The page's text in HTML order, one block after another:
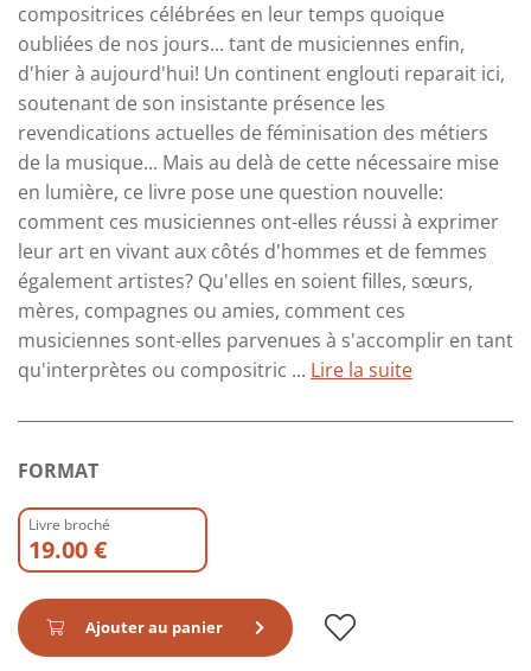
compositrices célébrées en leur temps quoique
oubliées de nos jours... tant de musiciennes enfin,
d'hier à aujourd'hui! Un continent englouti reparait ici,
soutenant de son insistante présence les
revendications actuelles de féminisation des métiers
de la musique... Mais au delà de cette nécessaire mise
en lumière, ce livre pose une question nouvelle:
comment ces musiciennes ont-elles réussi à exprimer
leur art en vivant aux côtés d'hommes et de femmes
également artistes? Qu'elles en soient filles, sœurs,
mères, compagnes ou amies, comment ces
musiciennes sont-elles parvenues à s'accomplir en tant
qu'interprètes ou compositric ... Lire la suite
FORMAT
Livre broché
19.00 €
Ajouter au panier